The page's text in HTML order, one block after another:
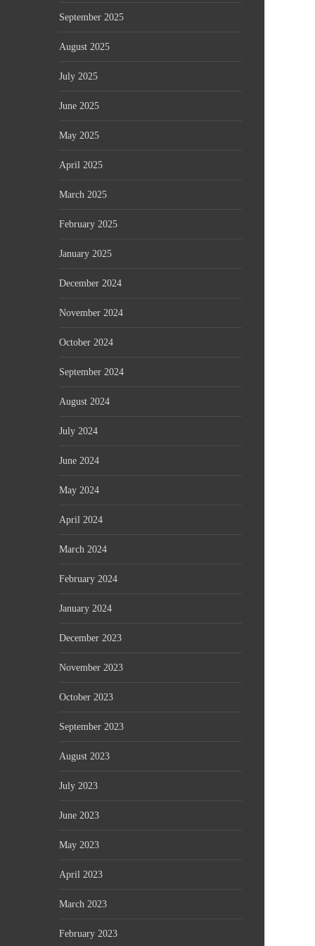
September 2025
August 2025
July 2025
June 2025
May 2025
April 2025
March 2025
February 2025
January 2025
December 2024
November 2024
October 2024
September 2024
August 2024
July 2024
June 2024
May 2024
April 2024
March 2024
February 2024
January 2024
December 2023
November 2023
October 2023
September 2023
August 2023
July 2023
June 2023
May 2023
April 2023
March 2023
February 2023